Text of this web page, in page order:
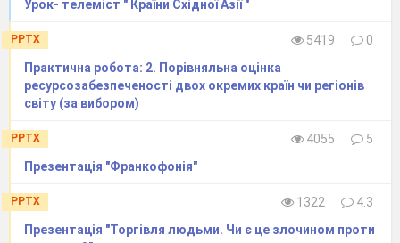
Грошовою одиницею США – є:
фунт стерлінгів
песо
долар
Столицею США - є:
Нью-Йорк
Сан-Франциско
Чикаго
Вашингтон
Столицею Канади- є:
Урок- телеміст " Країни Східної Азії "
PPTX 5419
0
Практична робота: 2. Порівняльна оцінка
ресурсозабезпеченості двох окремих країн чи регіонів
світу (за вибором)
PPTX 4055
5
Презентація "Франкофонія"
PPTX 1322
4.3
Презентація "Торгівля людьми. Чи є це злочином проти